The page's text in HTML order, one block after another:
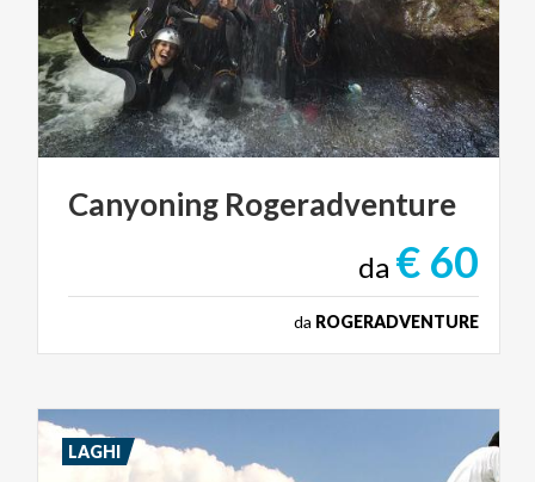
Canyoning Rogeradventure
da € 60
da ROGERADVENTURE
LAGHI